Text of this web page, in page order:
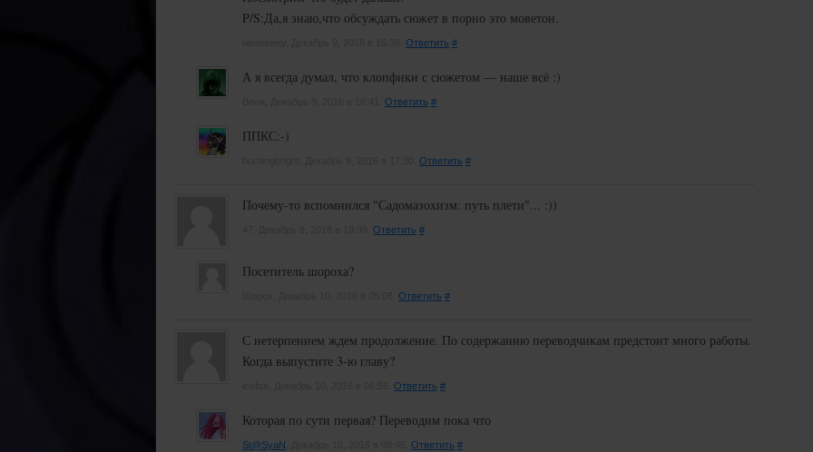
P/S:Да,я знаю,что обсуждать сюжет в порно это моветон.
Ответить #
А я всегда думал, что клопфики с сюжетом — наше всё :)
Ответить #
ППКС:-)
Ответить #
Почему-то вспомнился "Садомазохизм: путь плети"... :))
Ответить #
Посетитель шороха?
Ответить #
С нетерпением ждем продолжение. По содержанию переводчикам предстоит много работы.
Когда выпустите 3-ю главу?
Ответить #
Которая по сути первая? Переводим пока что
St@SyaN Ответить #